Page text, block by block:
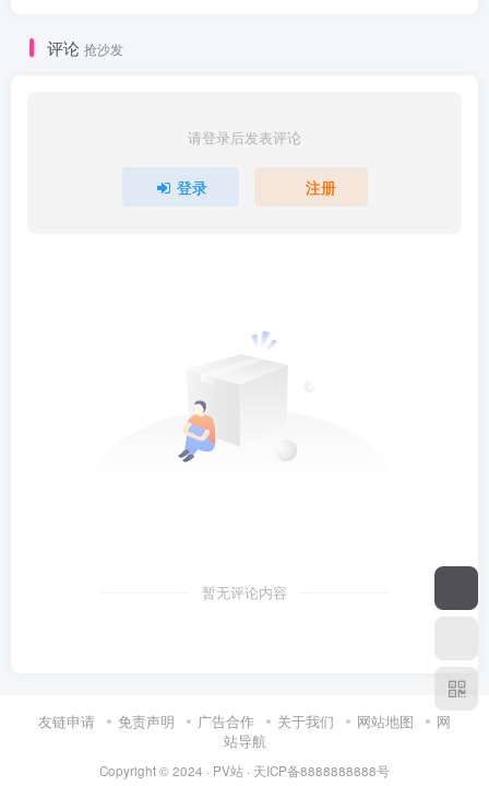
评论 抢沙发
请登录后发表评论
登录 注册
暂无评论内容
友链申请 免责声明 广告合作 关于我们 网站地图
网
站导航
Copyright © 2024 · PV站 · 天ICP备8888888888号